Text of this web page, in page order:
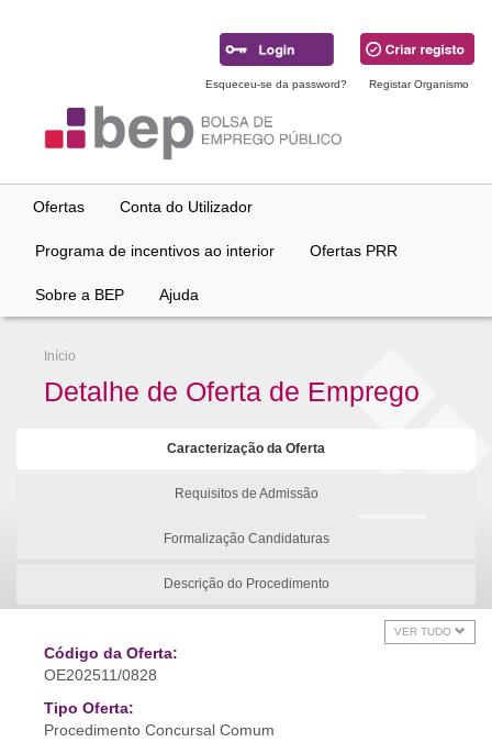
Esqueceu-se da password? Registar Organismo
Ofertas Conta do Utilizador
Programa de incentivos ao interior Ofertas PRR
Sobre a BEP Ajuda
Início
Detalhe de Oferta de Emprego
Caracterização da Oferta
Requisitos de Admissão
Formalização Candidaturas
Descrição do Procedimento
VER TUDO
Código da Oferta:
OE202511/0828
Tipo Oferta:
Procedimento Concursal Comum